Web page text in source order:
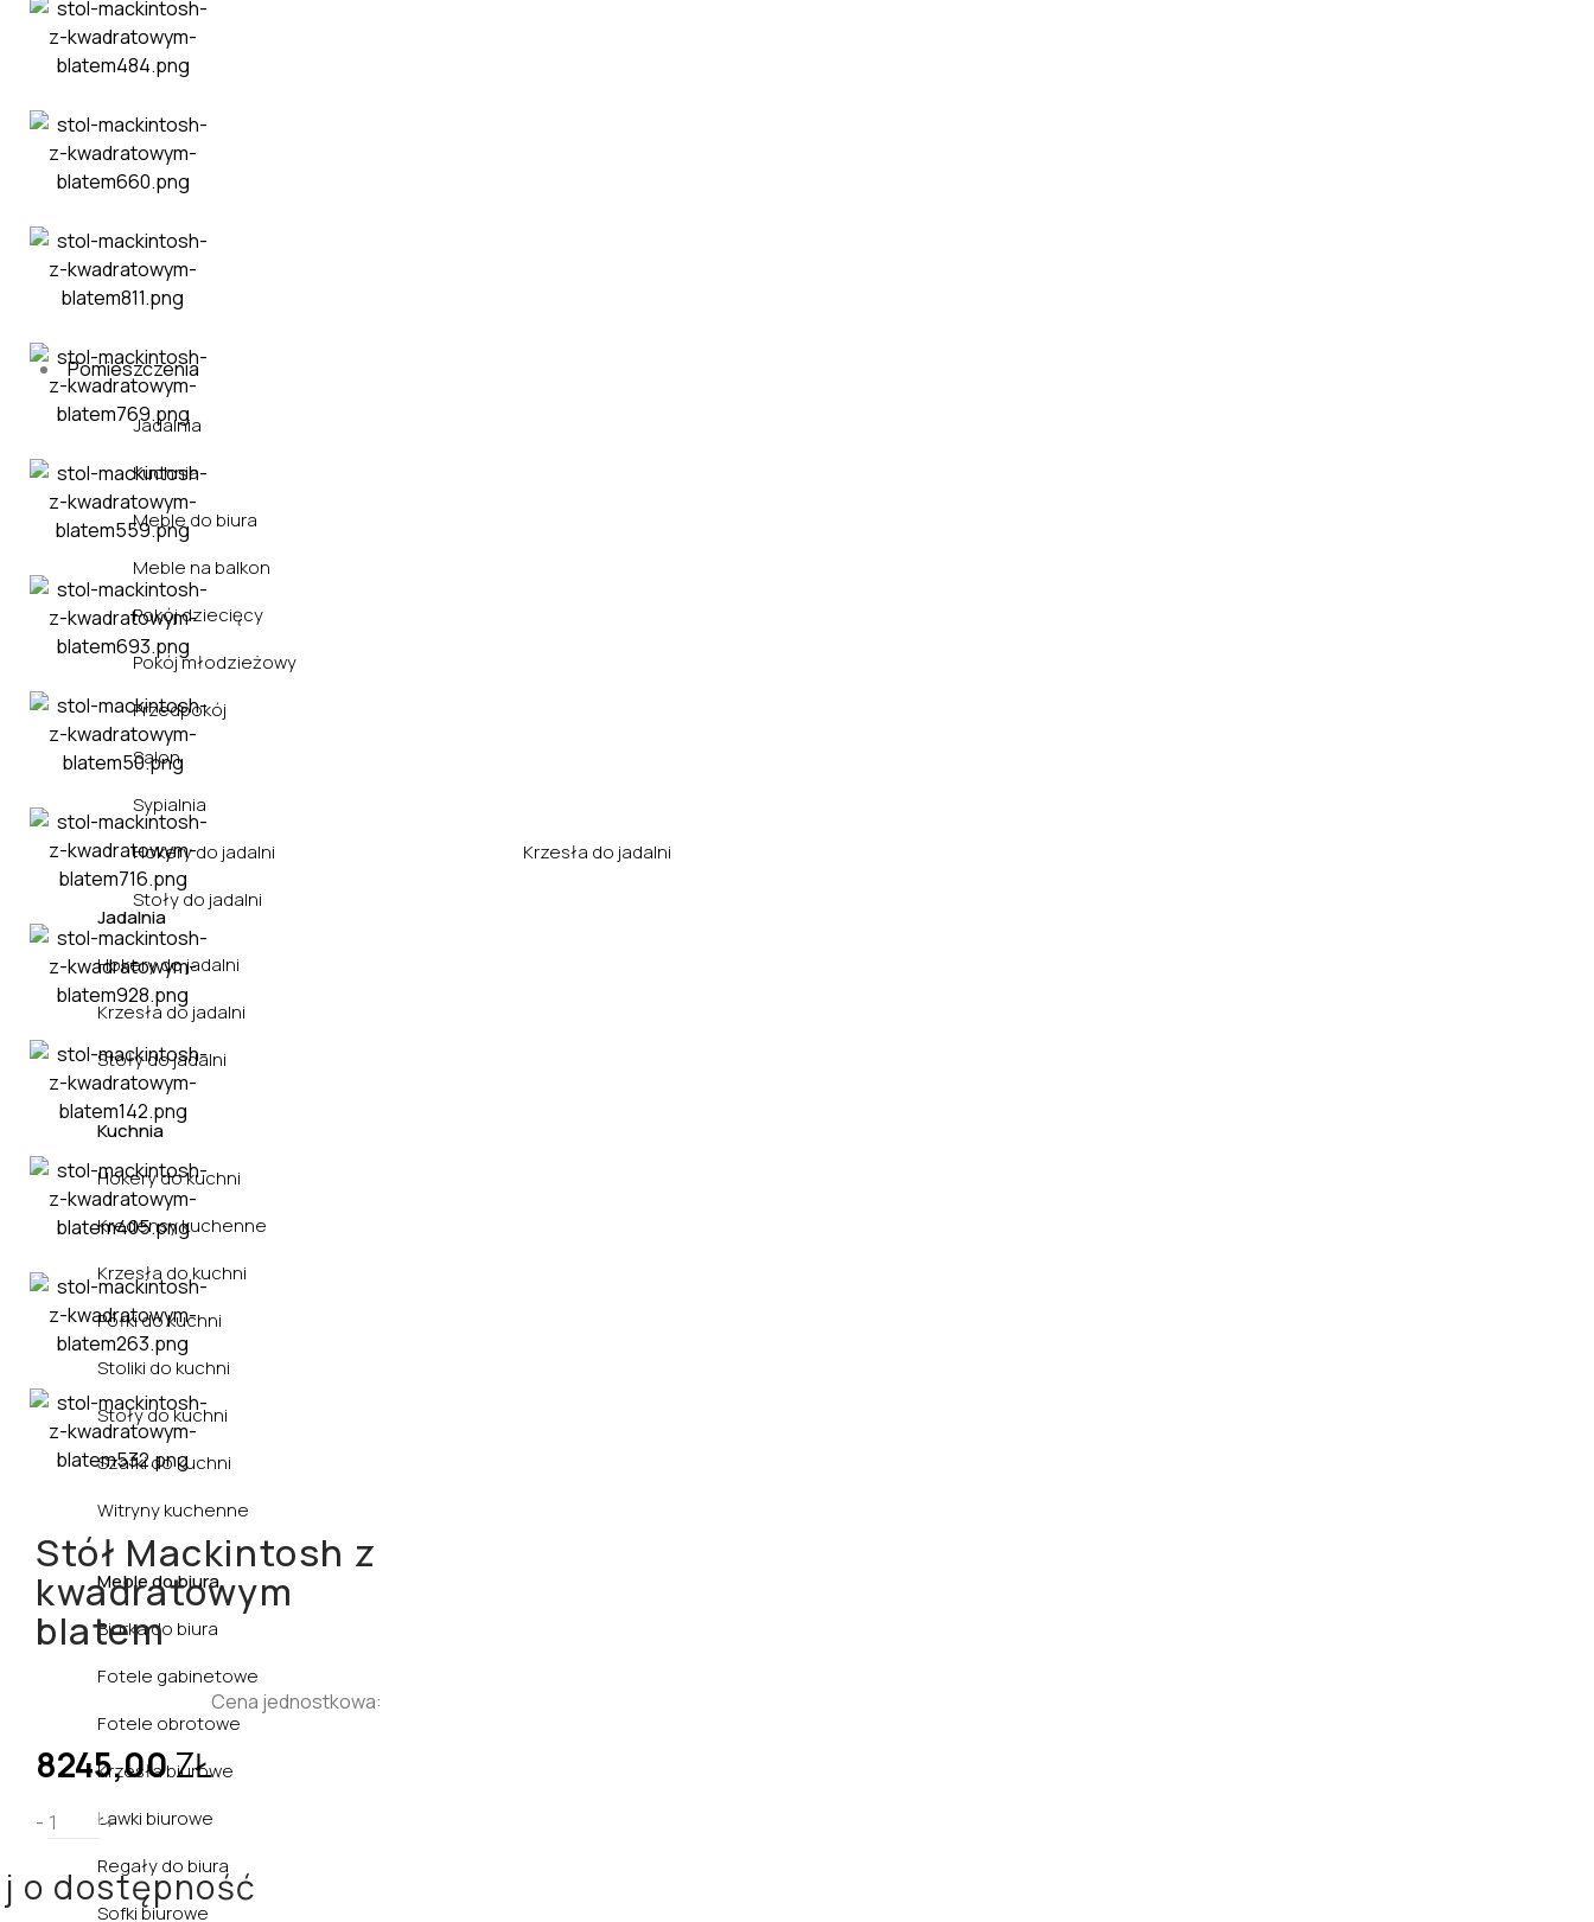
Pomieszczenia
Jadalnia
Kuchnia
Meble do biura
Meble na balkon
Pokój dziecięcy
Pokój młodzieżowy
Przedpokój
Salon
Sypialnia
Hokery do jadalni
Krzesła do jadalni
Stoły do jadalni
Jadalnia
Hokery do jadalni
Krzesła do jadalni
Stoły do jadalni
Kuchnia
Hokery do kuchni
Kredensy kuchenne
Krzesła do kuchni
Półki do kuchni
Stoliki do kuchni
Stoły do kuchni
Szafki do kuchni
Witryny kuchenne
Meble do biura
Biurka do biura
Fotele gabinetowe
Fotele obrotowe
Krzesła biurowe
Ławki biurowe
Regały do biura
Sofki biurowe
Stół Mackintosh z
kwadratowym
blatem
Cena jednostkowa:
8245,00ZŁ
- +
o dostępność